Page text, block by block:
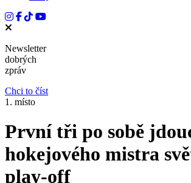
Newsletter
dobrých
zpráv
Chci to číst
1. místo
První tři po sobě
hokejového mistra
play-off